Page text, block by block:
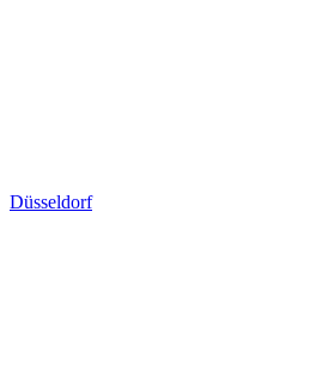
Düsseldorf